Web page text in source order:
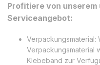
Profitiere von unserem
Serviceangebot:
Verpackungsmaterial:
Verpackungsmaterial
Klebeband zur